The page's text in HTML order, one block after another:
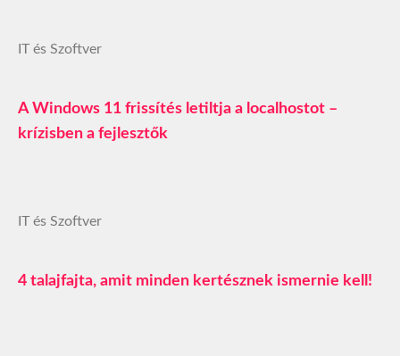
IT és Szoftver
A Windows 11 frissítés letiltja a localhostot –
krízisben a fejlesztők
IT és Szoftver
4 talajfajta, amit minden kertésznek ismernie kell!